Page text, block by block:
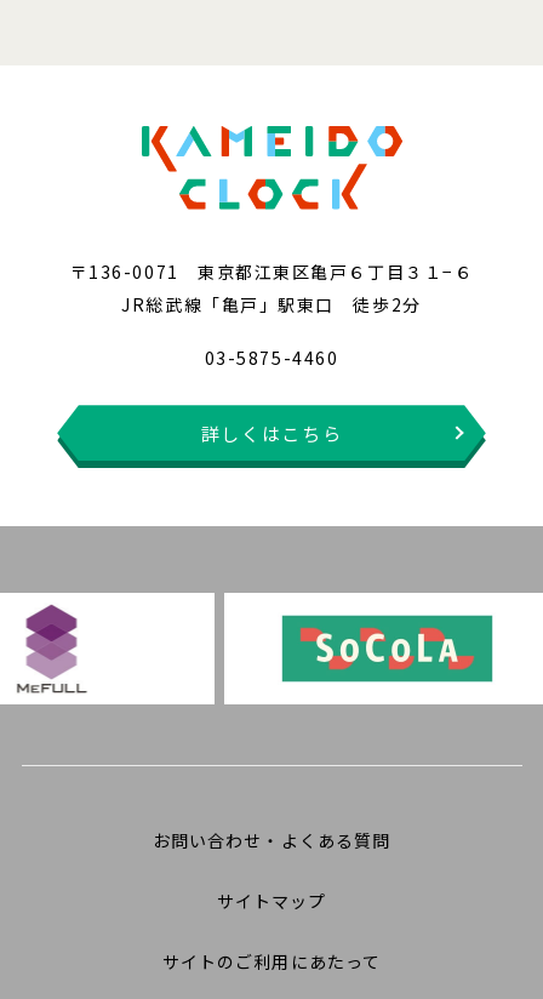
〒136-0071 東京都江東区亀戸６丁目３１−６
JR総武線「亀戸」駅東口 徒歩2分
03-5875-4460
詳しくはこちら
お問い合わせ・よくある質問
サイトマップ
サイトのご利用にあたって